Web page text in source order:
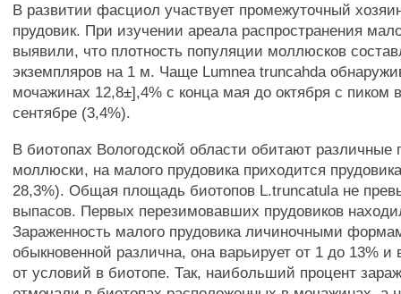
В развитии фасциол участвует промежуточный
прудовик. При изучении ареала распространения
выявили, что плотность популяции моллюсков
экземпляров на 1 м. Чаще Lumnea truncahda
мочажинах 12,8±],4% с конца мая до октября с пиком
сентябре (3,4%).
В биотопах Вологодской области обитают различные
моллюски, на малого прудовика приходится
28,3%). Общая площадь биотопов L.truncatula не
выпасов. Первых перезимовавших прудовиков
Зараженность малого прудовика личиночными
обыкновенной различна, она варьирует от 1 до 13% и
от условий в биотопе. Так, наибольший процент